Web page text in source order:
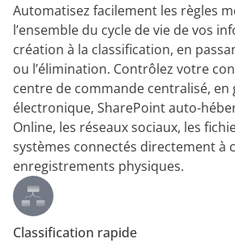
Automatisez facilement les règles
l’ensemble du cycle de vie de vos
création à la classification, en
ou l’élimination. Contrôlez votre
centre de commande centralisé,
électronique, SharePoint auto-
Online, les réseaux sociaux, les
systèmes connectés directement à
enregistrements physiques.
Classification rapide